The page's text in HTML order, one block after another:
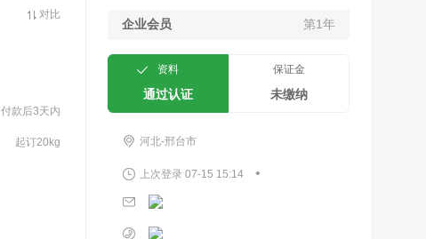
对比
付款后3天内
起订20kg
企业会员 第1年
资料
通过认证
保证金
未缴纳
河北-邢台市
上次登录 07-15 15:14 •